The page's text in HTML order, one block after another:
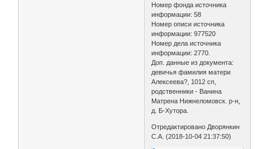
Номер фонда источника
информации: 58
Номер описи источника
информации: 977520
Номер дела источника
информации: 2770.
Доп. данные из документа:
девичья фамилия матери
Алексеева?, 1012 сп,
родственники - Ванина
Матрена Нижнеломовск. р-н,
д. Б-Хутора.
Отредактировано Дворянкин
С.А. (2018-10-04 21:37:50)